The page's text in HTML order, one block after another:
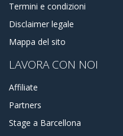
Termini e condizioni
Disclaimer legale
Mappa del sito
LAVORA CON NOI
Affiliate
Partners
Stage a Barcellona